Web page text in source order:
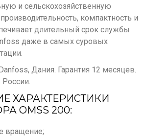
и сельскохозяйственную
компактность и
длительный срок службы
даже в самых суровых
Danfoss, Дания. Гарантия 12 месяцев.
ХАРАКТЕРИСТИКИ
OMSS 200:
вращение;